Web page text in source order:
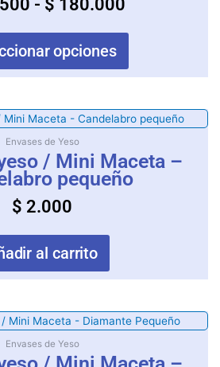
- $ 180.000
$ 180.000
opciones
opciones
pueden
en
la
de
producto
Envases de Yeso
/ Mini Maceta –
pequeño
$ 2.000
al carrito
Envases de Yeso